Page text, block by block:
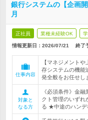
銀行システムの【企画
月
正社員 業種未経験OK
情報更新日：2026/07/21 終了
仕事内容
【マネジメント
存システムの機能
発全般をお任せし
対象と
なる方
《必須条件》金
クト管理のいず
る ★中途のハンデ